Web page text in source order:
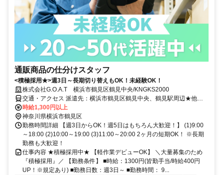
通販商品の仕分けスタッフ
<積極採用★>週3日～長期切り替えもOK！未経験OK！
株式会社G.O.A.T 横浜市鶴見区鶴見中央/KNGKS2000
交通・アクセス 派遣先：横浜市鶴見区鶴見中央、鶴見駅周辺★他勤
務地あり
時給1,300円以上
神奈川県横浜市鶴見区
勤務時間詳細 【週3日からOK！週5日はもちろん大歓迎！】 (1)9:00
～18:00 (2)10:00～19:00 (3)11:00～20:00 2ヶ月の短期OK！ ※長期
勤務も大歓迎！
仕事内容 ★積極採用中★ 【軽作業デビューOK】 ＼大量募集のため
『積極採用』／ 【勤務条件】 ■時給：1300円(皆勤手当/時給400円
UP！※規定あり) ■勤務日数：週3日～ ■勤務時間： 9...